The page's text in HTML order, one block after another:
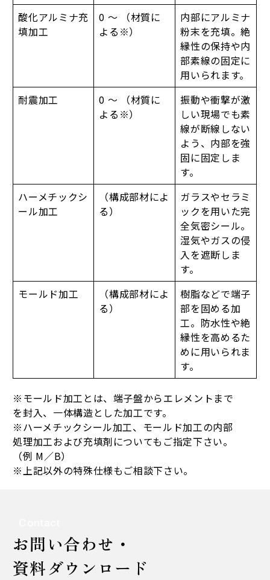
酸化アルミナ充
填加工
0 ～ （材質に
よる※）
内部にアルミナ
粉末を充填。絶
縁性の保持や内
部素線の固定に
用いられます。
耐震加工
0 ～ （材質に
よる※）
振動や衝撃が激
しい現場でも素
線が断線しない
よう、内部を強
固に固定しま
す。
ハーメチックシ
ール加工
（構成部材によ
る）
ガラスやセラミ
ックを用いた完
全気密シール。
湿気やガスの侵
入を遮断しま
す。
モールド加工
（構成部材によ
る）
樹脂などで端子
部を固める加
工。防水性や絶
縁性を高めるた
めに用いられま
す。
※モールド加工とは、端子盤からエレメントまで
を封入、一体構造とした加工です。
※ハーメチックシール加工、モールド加工の内部
処理加工および充填剤についてもご指定下さい。
（例 M／B）
※上記以外の特殊仕様もご相談下さい。
お問い合わせ・
資料ダウンロード